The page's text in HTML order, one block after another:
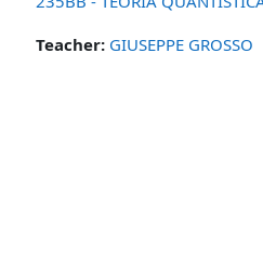
Teacher: GIUSEPPE GROSSO